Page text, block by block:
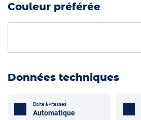
Couleur préférée
Données techniques
Boite à vitesses
Automatique